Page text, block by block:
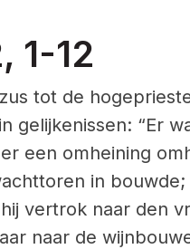
1-12
tot de
gelijkenissen: “Er
een omheining
in
vertrok naar den
naar de